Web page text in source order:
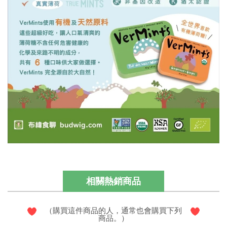
相關熱銷商品
（購買這件商品的人，通常也會購買下列
商品。）